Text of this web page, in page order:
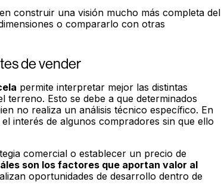
construir una visión mucho más completa del
o compararlo con otras
de vender
permite interpretar mejor las distintas
Esto se debe a que determinados
no realiza un análisis técnico específico. En
interés de algunos compradores sin que ello
comercial o establecer un precio de
son los factores que aportan valor al
oportunidades de desarrollo dentro de